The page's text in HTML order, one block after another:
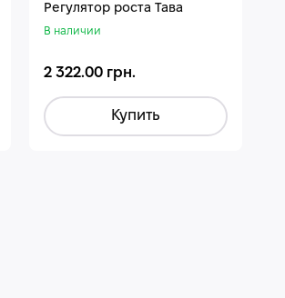
Регулятор роста Тава
В наличии
2 322.00 грн.
Купить